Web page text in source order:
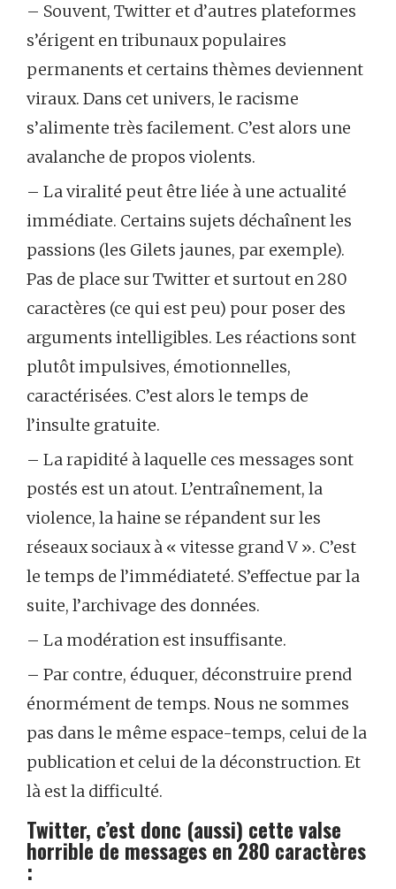
– Souvent, Twitter et d’autres plateformes
s’érigent en tribunaux populaires
permanents et certains thèmes deviennent
viraux. Dans cet univers, le racisme
s’alimente très facilement. C’est alors une
avalanche de propos violents.
– La viralité peut être liée à une actualité
immédiate. Certains sujets déchaînent les
passions (les Gilets jaunes, par exemple).
Pas de place sur Twitter et surtout en 280
caractères (ce qui est peu) pour poser des
arguments intelligibles. Les réactions sont
plutôt impulsives, émotionnelles,
caractérisées. C’est alors le temps de
l’insulte gratuite.
– La rapidité à laquelle ces messages sont
postés est un atout. L’entraînement, la
violence, la haine se répandent sur les
réseaux sociaux à « vitesse grand V ». C’est
le temps de l’immédiateté. S’effectue par la
suite, l’archivage des données.
– La modération est insuffisante.
– Par contre, éduquer, déconstruire prend
énormément de temps. Nous ne sommes
pas dans le même espace-temps, celui de la
publication et celui de la déconstruction. Et
là est la difficulté.
Twitter, c’est donc (aussi) cette valse
horrible de messages en 280 caractères
: